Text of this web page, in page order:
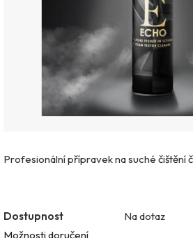
Profesionální přípravek na suché čištění
Dostupnost
Na dotaz
Možnosti doručení